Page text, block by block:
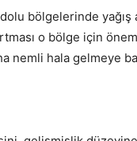
bölgelerinde yağış
o bölge için
nemli hala gelmeye